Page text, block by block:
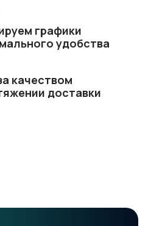
графики
удобства
качеством
доставки